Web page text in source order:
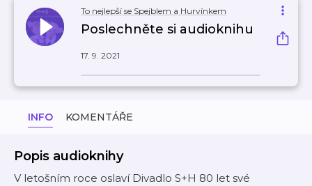
To nejlepší se Spejblem a Hurvínkem
Poslechněte si audioknihu
17. 9. 2021
INFO KOMENTÁŘE
Popis audioknihy
V letošním roce oslaví Divadlo S+H 80 let své